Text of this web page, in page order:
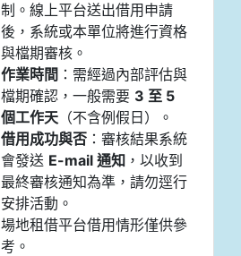
制。線上平台送出借用申請
後，系統或本單位將進行資格
與檔期審核。
作業時間 ：需經過內部評估與
檔期確認，一般需要 3 至 5
個工作天 （不含例假日）。
借用成功與否 ：審核結果系統
會發送 E-mail 通知 ，以收到
最終審核通知為準，請勿逕行
安排活動。
場地租借平台借用情形僅供參
考。